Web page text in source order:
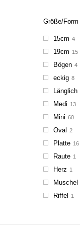
Größe/Form
15cm 4
19cm 15
Bögen 4
eckig 8
Länglich
Medi 13
Mini 60
Oval 2
Platte 16
Raute 1
Herz 1
Muschel
Riffel 1